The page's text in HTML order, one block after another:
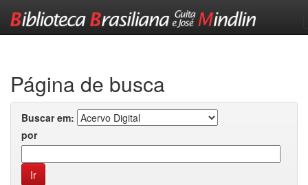
Página de busca
Buscar em:
por